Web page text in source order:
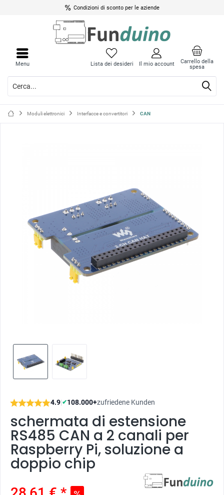
Condizioni di sconto per le aziende
Carrello della
spesa
Lista dei desideri Il mio account
Menu
Moduli elettronici Interfacce e convertitori CAN
4.9|✔108.000+zufriedene Kunden
schermata di estensione
RS485 CAN a 2 canali per
Raspberry Pi, soluzione a
doppio chip
menu
menu